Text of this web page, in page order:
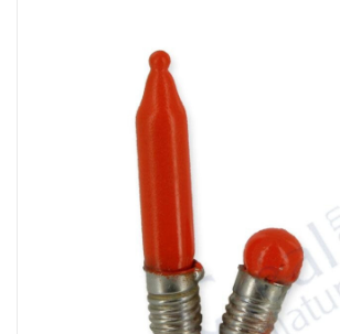
Pièces uniques & objets de
Fournitures bricolage